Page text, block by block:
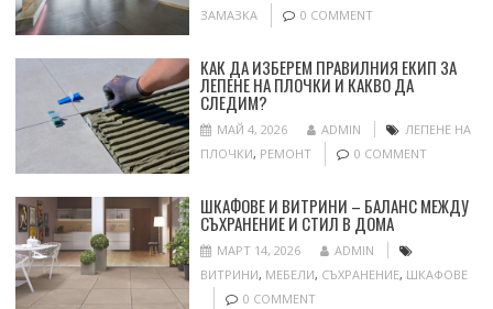
ЗАМАЗКА
0 COMMENT
КАК ДА ИЗБЕРЕМ ПРАВИЛНИЯ ЕКИП ЗА
ЛЕПЕНЕ НА ПЛОЧКИ И КАКВО ДА
СЛЕДИМ?
МАЙ 4, 2026 ADMIN
ЛЕПЕНЕ НА
ПЛОЧКИ, РЕМОНТ 0 COMMENT
ШКАФОВЕ И ВИТРИНИ – БАЛАНС МЕЖДУ
СЪХРАНЕНИЕ И СТИЛ В ДОМА
МАРТ 14, 2026
ADMIN
ВИТРИНИ, МЕБЕЛИ, СЪХРАНЕНИЕ, ШКАФОВЕ
0 COMMENT